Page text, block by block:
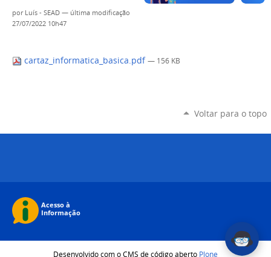
por Luís - SEAD — última modificação
27/07/2022 10h47
cartaz_informatica_basica.pdf — 156 KB
Voltar para o topo
Desenvolvido com o CMS de código aberto Plone